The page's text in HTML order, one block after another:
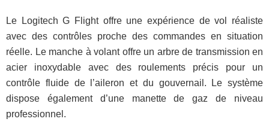
Le Logitech G Flight offre une expérience de vol réaliste
avec des contrôles proche des commandes en situation
réelle. Le manche à volant offre un arbre de transmission en
acier inoxydable avec des roulements précis pour un
contrôle fluide de l’aileron et du gouvernail. Le système
dispose également d’une manette de gaz de niveau
professionnel.